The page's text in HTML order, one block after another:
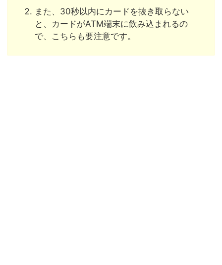
また、30秒以内にカードを抜き取らない
と、カードがATM端末に飲み込まれるの
で、こちらも要注意です。